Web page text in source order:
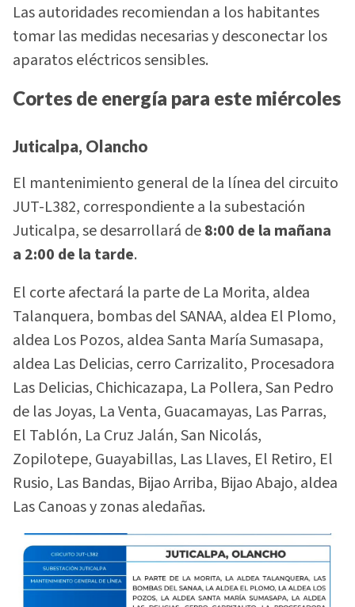
Las autoridades recomiendan a los habitantes
tomar las medidas necesarias y desconectar los
aparatos eléctricos sensibles.
Cortes de energía para este miércoles
Juticalpa, Olancho
El mantenimiento general de la línea del circuito
JUT-L382, correspondiente a la subestación
Juticalpa, se desarrollará de8:00 de la mañana
a 2:00 de la tarde.
El corte afectará la parte de La Morita, aldea
Talanquera, bombas del SANAA, aldea El Plomo,
aldea Los Pozos, aldea Santa María Sumasapa,
aldea Las Delicias, cerro Carrizalito, Procesadora
Las Delicias, Chichicazapa, La Pollera, San Pedro
de las Joyas, La Venta, Guacamayas, Las Parras,
El Tablón, La Cruz Jalán, San Nicolás,
Zopilotepe, Guayabillas, Las Llaves, El Retiro, El
Rusio, Las Bandas, Bijao Arriba, Bijao Abajo, aldea
Las Canoas y zonas aledañas.